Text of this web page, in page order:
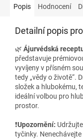
Popis Hodnocení
Detailní popis
🌿 Ájurvédská
představuje
vyvíjeny v přísném
tedy „vědy o životě“.
složek a hlubokému,
ideální volbou pro
prostor.
❗️Upozornění:
tyčinky.